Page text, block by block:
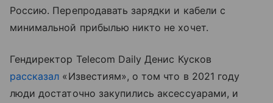
Россию. Перепродавать зарядки и кабели с
минимальной прибылью никто не хочет.
Гендиректор Telecom Daily Денис Кусков
рассказал «Известиям», о том что в 2021 году
люди достаточно закупились аксессуарами, и